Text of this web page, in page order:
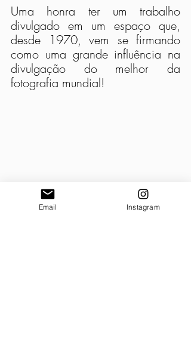
Uma honra ter um trabalho
divulgado em um espaço que,
desde 1970, vem se firmando
como uma grande influência na
divulgação do melhor da
fotografia mundial!
Email Instagram